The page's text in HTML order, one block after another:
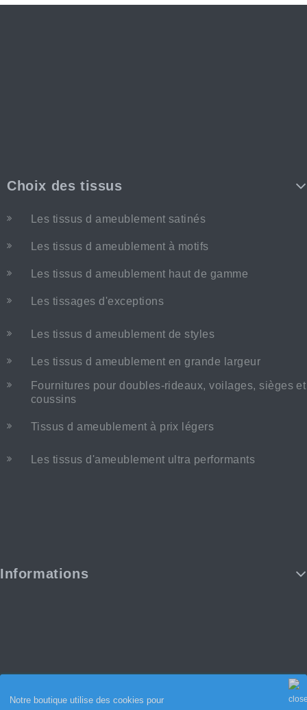
Notre boutique utilise des cookies pour
Choix des tissus
Les tissus d ameublement satinés
Les tissus d ameublement à motifs
Les tissus d ameublement haut de gamme
Les tissages d'exceptions
Les tissus d ameublement de styles
Les tissus d ameublement en grande largeur
Fournitures pour doubles-rideaux, voilages, sièges et
coussins
Tissus d ameublement à prix légers
Les tissus d'ameublement ultra performants
Informations